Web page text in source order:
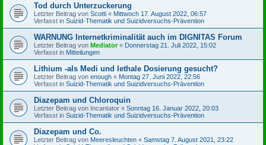
Tod durch Unterzuckerung
Letzter Beitrag von Scotti « Mittwoch 17. August 2022, 06:57
Verfasst in Suizid-Thematik und Suizidversuchs-Prävention
WARNUNG Internetkriminalität auch im DIGNITAS Forum
Letzter Beitrag von Mediator« Donnerstag 21. Juli 2022, 15:02
Verfasst in Mitteilungen
Lithium -als Medi und lethale Dosierung gesucht?
Letzter Beitrag von enough « Montag 27. Juni 2022, 22:56
Verfasst in Suizid-Thematik und Suizidversuchs-Prävention
Diazepam und Chloroquin
Letzter Beitrag von Incantator « Sonntag 16. Januar 2022, 20:03
Verfasst in Suizid-Thematik und Suizidversuchs-Prävention
Diazepam und Co.
Letzter Beitrag von Meeresleuchten « Samstag 7. August 2021, 23:22